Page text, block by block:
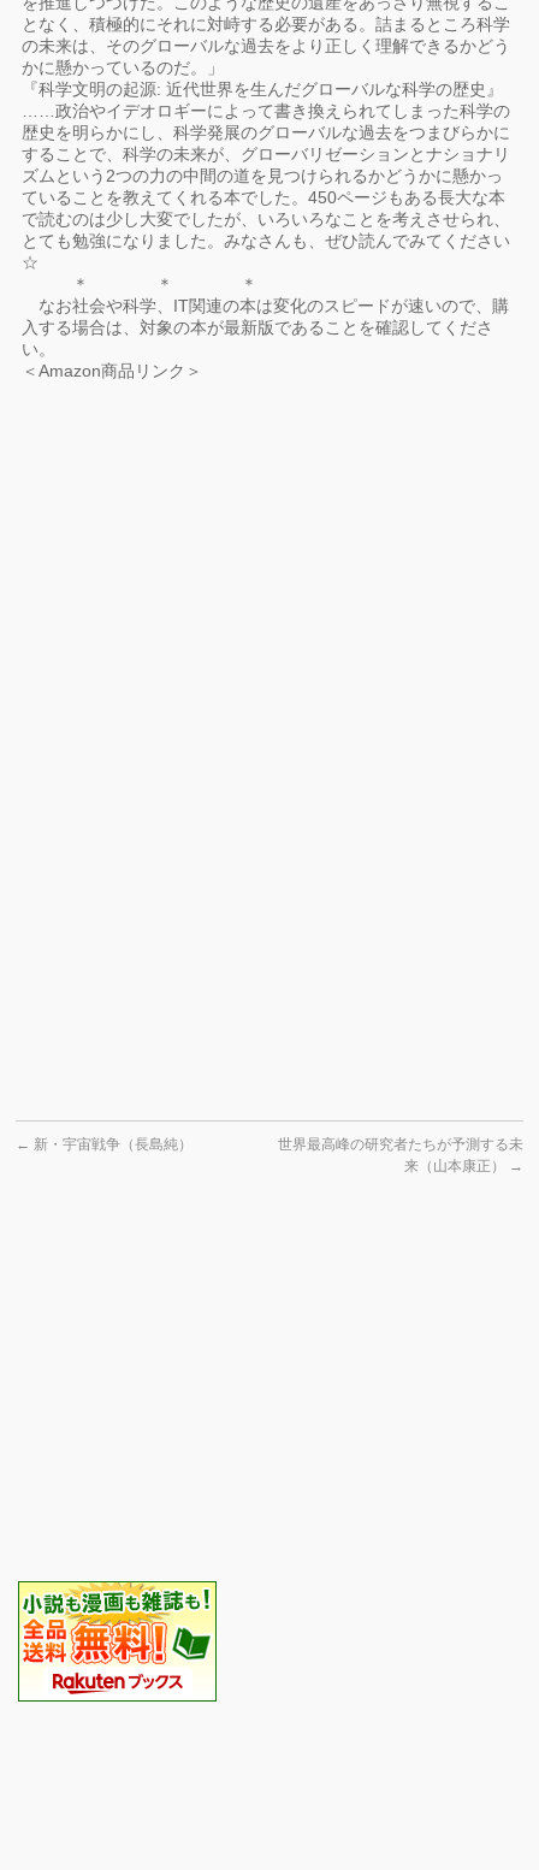
となく、積極的にそれに対峙する必要がある。詰まるところ科学
の未来は、そのグローバルな過去をより正しく理解できるかどう
かに懸かっているのだ。」
『科学文明の起源: 近代世界を生んだグローバルな科学の歴史』
……政治やイデオロギーによって書き換えられてしまった科学の
歴史を明らかにし、科学発展のグローバルな過去をつまびらかに
することで、科学の未来が、グローバリゼーションとナショナリ
ズムという2つの力の中間の道を見つけられるかどうかに懸かっ
ていることを教えてくれる本でした。450ページもある長大な本
で読むのは少し大変でしたが、いろいろなことを考えさせられ、
とても勉強になりました。みなさんも、ぜひ読んでみてください
☆
＊ ＊ ＊
なお社会や科学、IT関連の本は変化のスピードが速いので、購
入する場合は、対象の本が最新版であることを確認してくださ
い。
＜Amazon商品リンク＞
← 新・宇宙戦争（長島純）
世界最高峰の研究者たちが予測する未
来（山本康正）
→